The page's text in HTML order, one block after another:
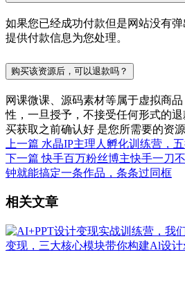
如果您已经成功付款但是网站没有
提供付款信息为您处理。
购买该资源后，可以退款吗？
网课微课、源码素材等属于虚拟商
性，一旦授予，不接受任何形式的
买获取之前确认好 是您所需要的资源
上一篇 水晶IP主理人孵化训练营，
下一篇 快手百万粉丝博主快手一刀
钟就能搞定一条作品，条条过同框
相关文章